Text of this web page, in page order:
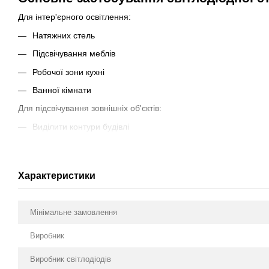
Для інтер'єрного освітлення:
Натяжних стель
Підсвічування меблів
Робочої зони кухні
Ванної кімнати
Для підсвічування зовнішніх об'єктів:
Виділити контури будівлі
Контурній підсвічування фар
Відповідність стандартам ROHs, CE
Економія до 90% електроенергії
Характеристики
Мінімальне замовлення
Виробник
Виробник світлодіодів